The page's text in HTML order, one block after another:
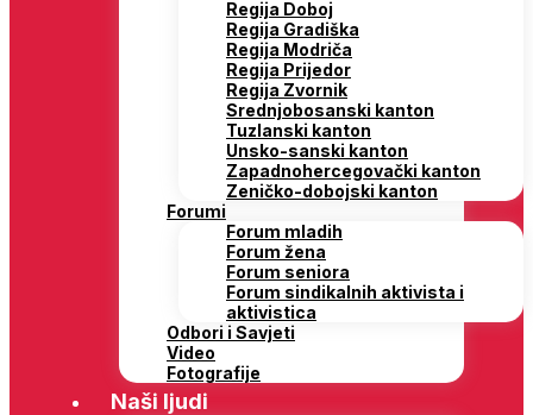
Regija Doboj
Regija Gradiška
Regija Modriča
Regija Prijedor
Regija Zvornik
Srednjobosanski kanton
Tuzlanski kanton
Unsko-sanski kanton
Zapadnohercegovački kanton
Zeničko-dobojski kanton
Forumi
Forum mladih
Forum žena
Forum seniora
Forum sindikalnih aktivista i
aktivistica
Odbori i Savjeti
Video
Fotografije
Naši ljudi